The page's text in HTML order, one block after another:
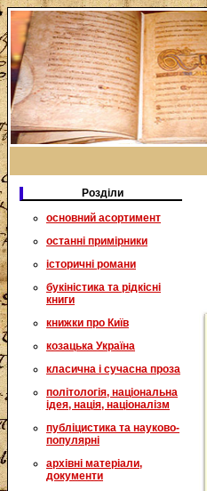
Розділи
основний асортимент
останні примірники
історичні романи
букіністика та рідкісні
книги
книжки про Київ
козацька Україна
класична і сучасна проза
політологія, національна
ідея, нація, націоналізм
публіцистика та науково-
популярні
архівні матеріали,
документи